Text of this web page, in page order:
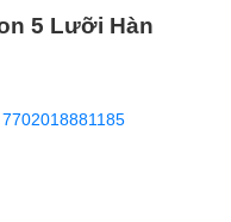
5 Lưỡi Hàn
7702018881185